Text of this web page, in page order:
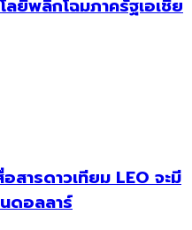
ยีพลิกโฉมภาครัฐเอเชีย
ารดาวเทียม LEO จะมี
ดอลลาร์